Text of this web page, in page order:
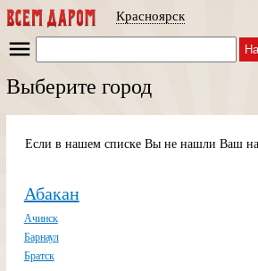
Красноярск
Выберите город
Если в нашем списке Вы не нашли Ваш
Абакан
Ачинск
Барнаул
Братск